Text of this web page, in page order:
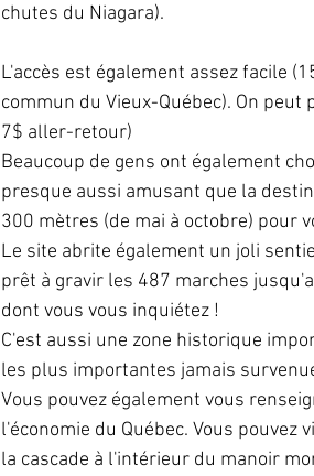
chutes du Niagara).
L'accès est également assez facile
commun du Vieux-Québec). On
7$ aller-retour)
Beaucoup de gens ont également
presque aussi amusant que la
300 mètres (de mai à octobre) pour
Le site abrite également un joli
prêt à gravir les 487 marches
dont vous vous inquiétez !
C'est aussi une zone historique
les plus importantes jamais
Vous pouvez également vous
l'économie du Québec. Vous
la cascade à l'intérieur du manoir